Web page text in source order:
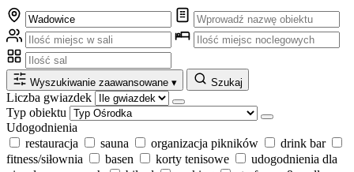
Wyszukiwanie zaawansowane ▾ Szukaj
Liczba gwiazdek
Typ obiektu
Udogodnienia
restauracja
sauna organizacja pikników
drink bar
fitness/siłownia
basen korty tenisowe
udogodnienia dla